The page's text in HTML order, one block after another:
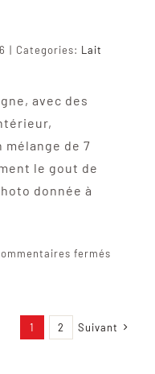
| Categories: Lait
avec des
de 7
le gout de
donnée à
fermés
1 2 Suivant